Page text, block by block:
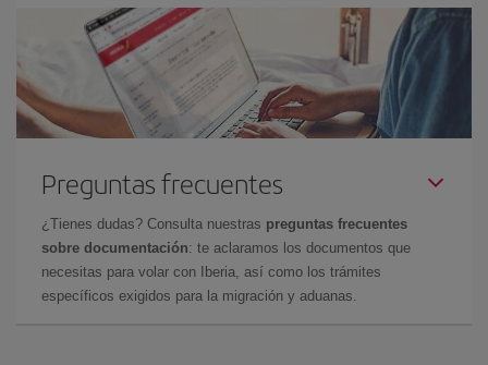
Preguntas frecuentes
¿Tienes dudas? Consulta nuestras preguntas frecuentes
sobre documentación: te aclaramos los documentos que
necesitas para volar con Iberia, así como los trámites
específicos exigidos para la migración y aduanas.